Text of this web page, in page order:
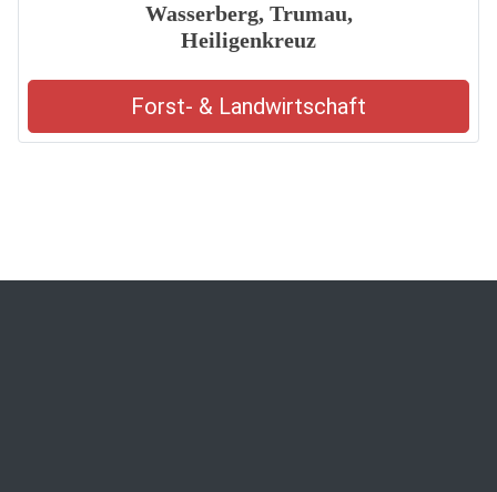
Wasserberg, Trumau,
Heiligenkreuz
Forst- & Landwirtschaft